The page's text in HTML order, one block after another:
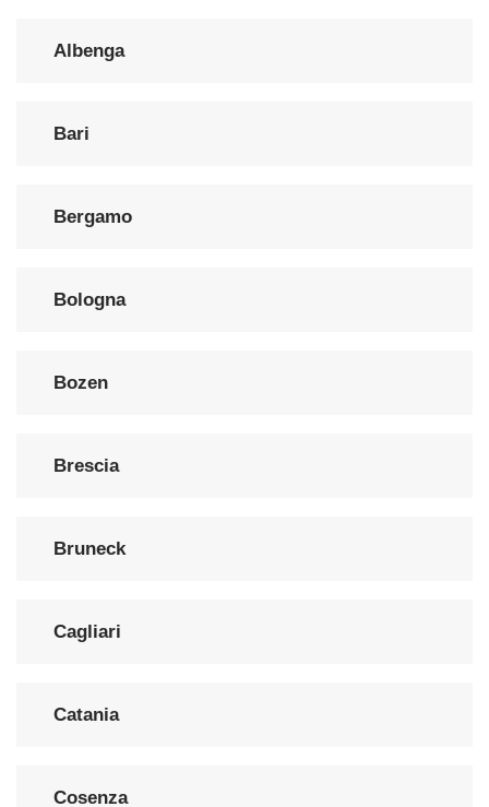
Albenga
Bari
Bergamo
Bologna
Bozen
Brescia
Bruneck
Cagliari
Catania
Cosenza